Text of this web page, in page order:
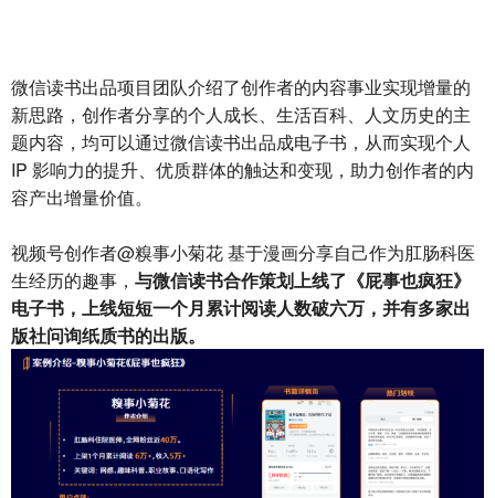
微信读书出品项目团队介绍了创作者的内容事业实现增量的
新思路，创作者分享的个人成长、生活百科、人文历史的主
题内容，均可以通过微信读书出品成电子书，从而实现个人
IP 影响力的提升、优质群体的触达和变现，助力创作者的内
容产出增量价值。
视频号创作者@糗事小菊花 基于漫画分享自己作为肛肠科医
生经历的趣事， 与微信读书合作策划上线了《屁事也疯狂》
电子书，上线短短一个月累计阅读人数破六万，并有多家出
版社问询纸质书的出版。